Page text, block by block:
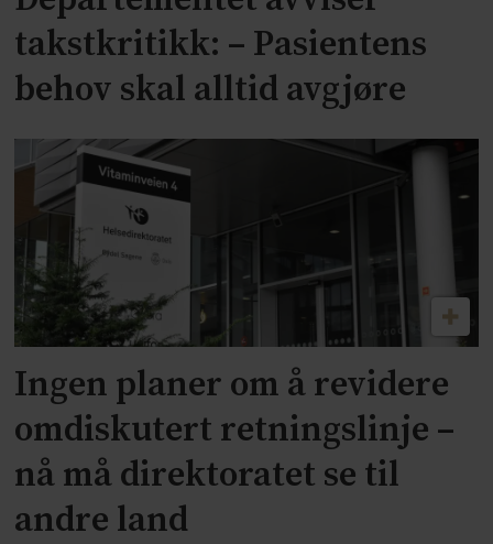
takstkritikk: – Pasientens
behov skal alltid avgjøre
Ingen planer om å revidere
omdiskutert retningslinje –
nå må direktoratet se til
andre land